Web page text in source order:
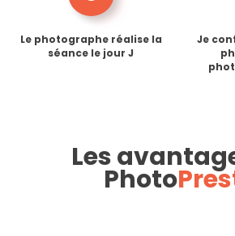
Le photographe réalise la
séance le jour J
Je
Les
Photo